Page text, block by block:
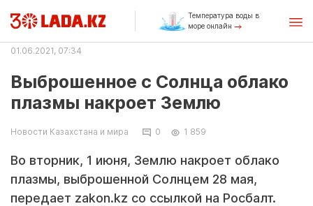
Температура воды в
море онлайн
01.06.2021, 07:34
Выброшенное с Солнца облако
плазмы накроет Землю
Новости Казахстана и мира 0 1 859
Во вторник, 1 июня, Землю накроет облако
плазмы, выброшенной Солнцем 28 мая,
передает zakon.kz со ссылкой на Росбалт.